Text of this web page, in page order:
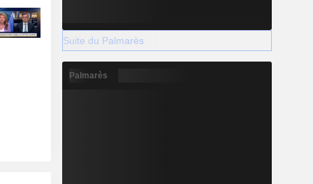
Suite du Palmarès
Palmarès